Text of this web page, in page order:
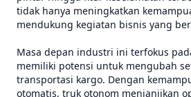
tidak hanya meningkatkan
mendukung kegiatan bisnis yang
Masa depan industri ini terfokus
memiliki potensi untuk mengubah
transportasi kargo. Dengan
otomatis, truk otonom menjanjikan